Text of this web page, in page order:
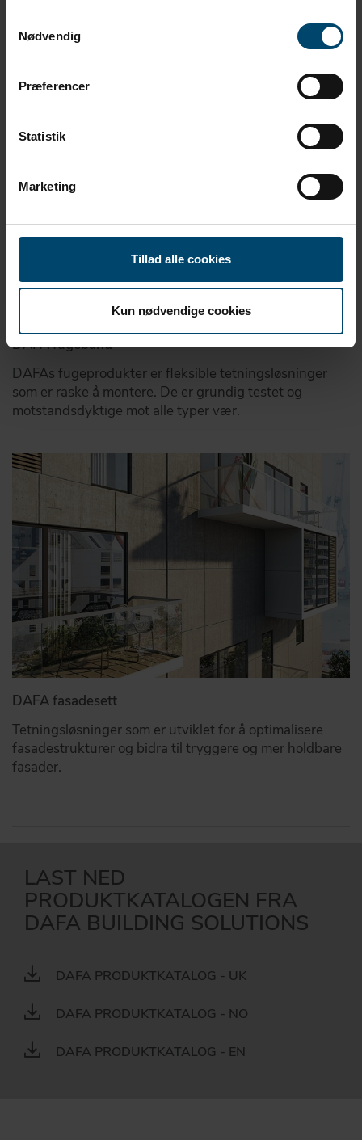
Nødvendig
Præferencer
Statistik
Marketing
Tillad alle cookies
Kun nødvendige cookies
DAFA fugebånd
DAFAs fugeprodukter er fleksible tetningsløsninger
som er raske å montere. De er grundig testet og
motstandsdyktige mot alle typer vær.
DAFA fasadesett
Tetningsløsninger som er utviklet for å optimalisere
fasadestrukturer og bidra til tryggere og mer holdbare
fasader.
LAST NED
PRODUKTKATALOGEN FRA
DAFA BUILDING SOLUTIONS
DAFA PRODUKTKATALOG - UK
DAFA PRODUKTKATALOG - NO
DAFA PRODUKTKATALOG - EN